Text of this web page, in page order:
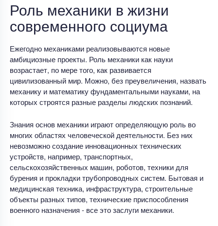
Роль механики в жизни
современного социума
Ежегодно механиками реализовываются новые
амбициозные проекты. Роль механики как науки
возрастает, по мере того, как развивается
цивилизованный мир. Можно, без преувеличения, назвать
механику и математику фундаментальными науками, на
которых строятся разные разделы людских познаний.
Знания основ механики играют определяющую роль во
многих областях человеческой деятельности. Без них
невозможно создание инновационных технических
устройств, например, транспортных,
сельскохозяйственных машин, роботов, техники для
бурения и прокладки трубопроводных систем. Бытовая и
медицинская техника, инфраструктура, строительные
объекты разных типов, технические приспособления
военного назначения - все это заслуги механики.